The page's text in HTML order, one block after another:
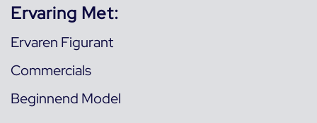
Ervaring Met:
Ervaren Figurant
Commercials
Beginnend Model